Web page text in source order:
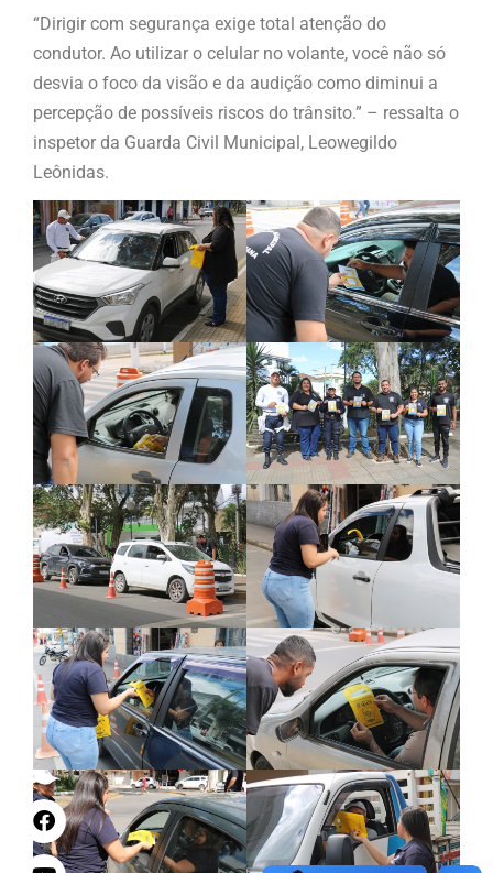
“Dirigir com segurança exige total atenção do
condutor. Ao utilizar o celular no volante, você não só
desvia o foco da visão e da audição como diminui a
percepção de possíveis riscos do trânsito.” – ressalta o
inspetor da Guarda Civil Municipal, Leowegildo
Leônidas.